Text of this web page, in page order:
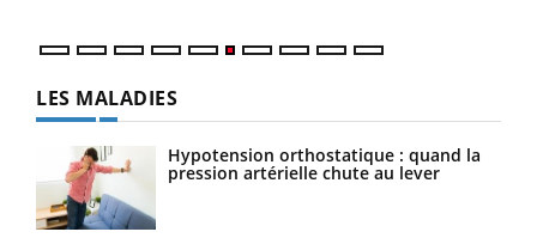
LES MALADIES
Hypotension orthostatique : quand la
pression artérielle chute au lever